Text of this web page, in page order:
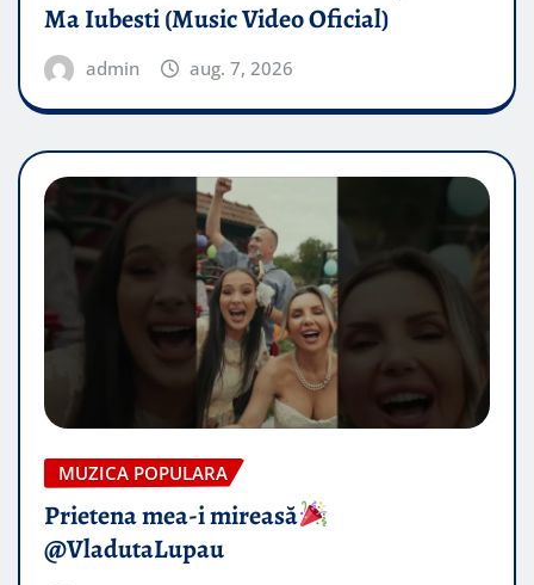
Ma Iubesti (Music Video Oficial)
admin aug. 7, 2026
MUZICA POPULARA
Prietena mea-i mireasă​
@VladutaLupau